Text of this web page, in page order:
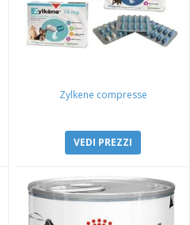
Zylkene compresse
VEDI PREZZI